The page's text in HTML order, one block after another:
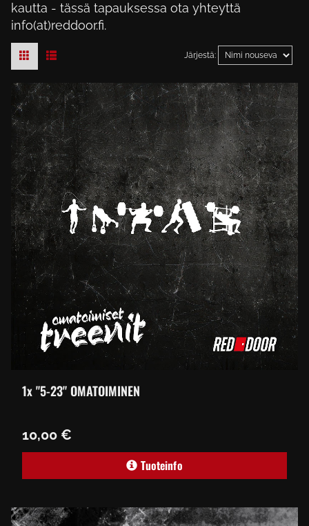
kautta - tässä tapauksessa ota yhteyttä
info(at)reddoor.fi.
Järjestä:
1x "5-23" OMATOIMINEN
10,00 €
Tuoteinfo